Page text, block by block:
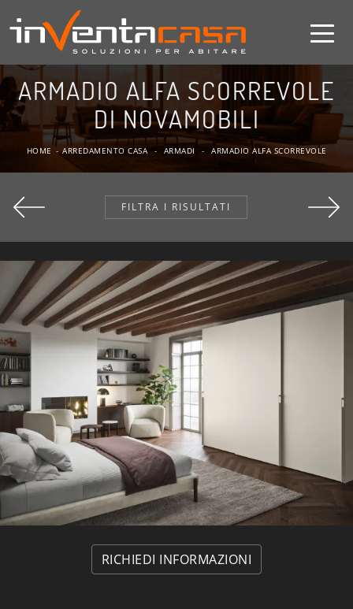
ARMADIO ALFA SCORREVOLE
DI NOVAMOBILI
HOME - ARREDAMENTO CASA - ARMADI - ARMADIO ALFA SCORREVOLE
FILTRA I RISULTATI
RICHIEDI INFORMAZIONI